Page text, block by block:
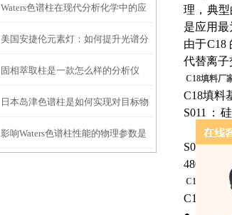
Waters色谱柱在现代分析化学中的应
用
美国安捷伦元素灯：如何提升光谱分
析的效率
固相萃取柱是一款怎么样的分析仪
器？
日本岛津色谱柱是如何实现对目标物
质的分离与纯化的？
影响Waters色谱柱性能的物理参数是
理，典
是应用最
由于C18
代替离子
C18填料厂
C18填料
S011：
480m2/
S012：
480m2/g
C18填料厂
C18填料